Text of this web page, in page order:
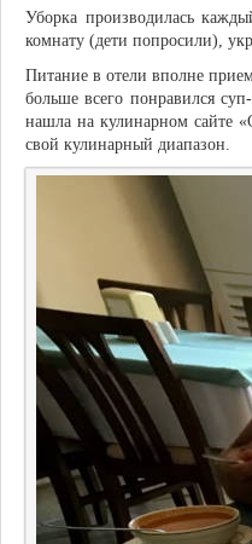
Уборка производилась
комнату (дети попросили),
Питание в отели вполне
больше всего понравился
нашла на кулинарном сайте
свой кулинарный диапазон.